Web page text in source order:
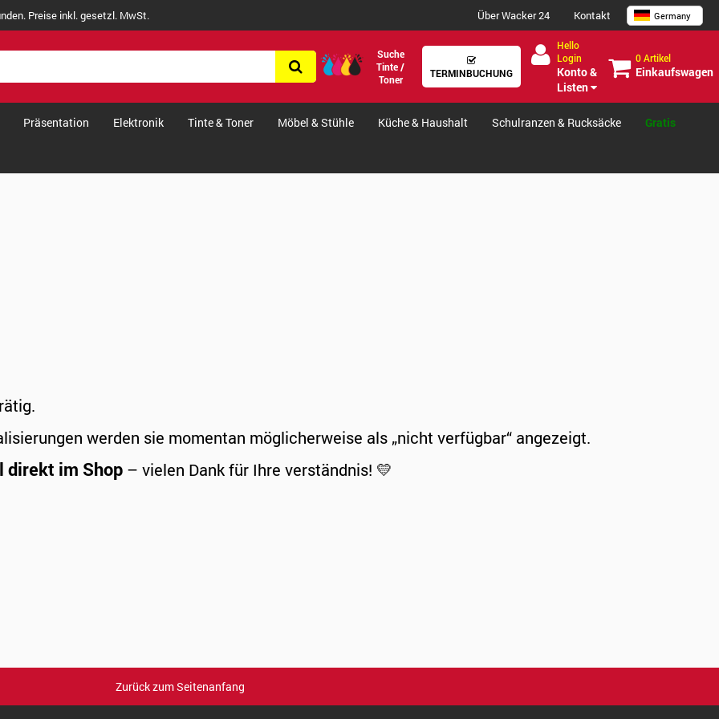
Preise inkl. gesetzl. MwSt. Über Wacker 24 Kontakt Germany
Suche
Tinte /
Toner
TERMINBUCHUNG
Hello
Login
Konto &
Listen
0 Artikel
Einkaufswagen
Präsentation Elektronik Tinte & Toner Möbel & Stühle Küche & Haushalt Schulranzen & Rucksäcke Gratis
werden sie momentan möglicherweise als „nicht verfügbar“ angezeigt.
direkt im Shop – vielen Dank für Ihre verständnis! 💛
Zurück zum Seitenanfang